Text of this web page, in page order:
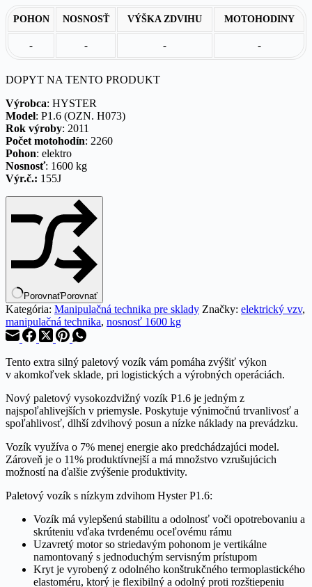
2.900 €.1.980 €.
POHON NOSNOSŤ VÝŠKA ZDVIHU MOTOHODINY
- - - -
DOPYT NA TENTO PRODUKT
Výrobca: HYSTER
Model: P1.6 (OZN. H073)
Rok výroby: 2011
Počet motohodín: 2260
Pohon: elektro
Nosnosť: 1600 kg
Výr.č.: 155J
PorovnaťPorovnať
Kategória: Manipulačná technika pre sklady Značky: elektrický vzv,
manipulačná technika, nosnosť 1600 kg
Tento extra silný paletový vozík vám pomáha zvýšiť výkon
v akomkoľvek sklade, pri logistických a výrobných operáciách.
Nový paletový vysokozdvižný vozík P1.6 je jedným z
najspoľahlivejších v priemysle. Poskytuje výnimočnú trvanlivosť a
spoľahlivosť, dlhší zdvihový posun a nízke náklady na prevádzku.
Vozík využíva o 7% menej energie ako predchádzajúci model.
Zároveň je o 11% produktívnejší a má množstvo vzrušujúcich
možností na ďalšie zvýšenie produktivity.
Paletový vozík s nízkym zdvihom Hyster P1.6:
Vozík má vylepšenú stabilitu a odolnosť voči opotrebovaniu a
skrúteniu vďaka tvrdenému oceľovému rámu
Uzavretý motor so striedavým pohonom je vertikálne
namontovaný s jednoduchým servisným prístupom
Kryt je vyrobený z odolného konštrukčného termoplastického
elastoméru, ktorý je flexibilný a odolný proti rozštiepeniu